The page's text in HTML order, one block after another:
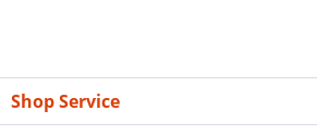
Shop Service